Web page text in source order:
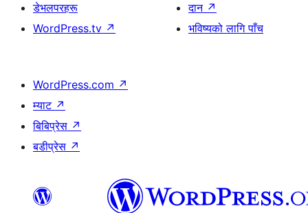
डेभलपरहरू
WordPress.tv ↗
दान ↗
भविष्यको लागि पाँच
WordPress.com ↗
म्याट ↗
बिबिप्रेस ↗
बडीप्रेस ↗